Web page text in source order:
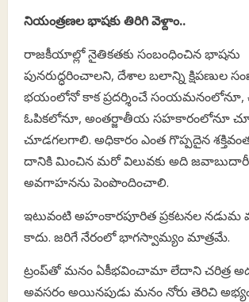
నియంత్రణల భాషకు తిరిగి వెళ్దాం..
రాజకీయాల్లో నైతికతకు సంబంధించిన భాషను
పునరుద్ధరించాలని, దేశాల బలాన్ని క్షిపణుల
భయంలోనో కాక ప్రదర్శించే సంయమనంలోనూ,
ఓపికలోనూ, అంతర్జాతీయ సహకారంలోనూ
చూడగలగాలి. అధికారం ఎంత గొప్పదైన
దానికి మించిన మరో విలువకు అది
అవగాహనను పెంపొందించాలి.
ఇటువంటి అహంకారపూరిత ప్రకటనల నడుమ
కాదు. జరిగే నేరంలో భాగస్వామ్యం మాత్రమే.
ట్రంప్‌తో మనం ఏకీభవించామా లేదాని చరిత్ర
అవసరం అయినపుడు మనం నోరు తెరిచి